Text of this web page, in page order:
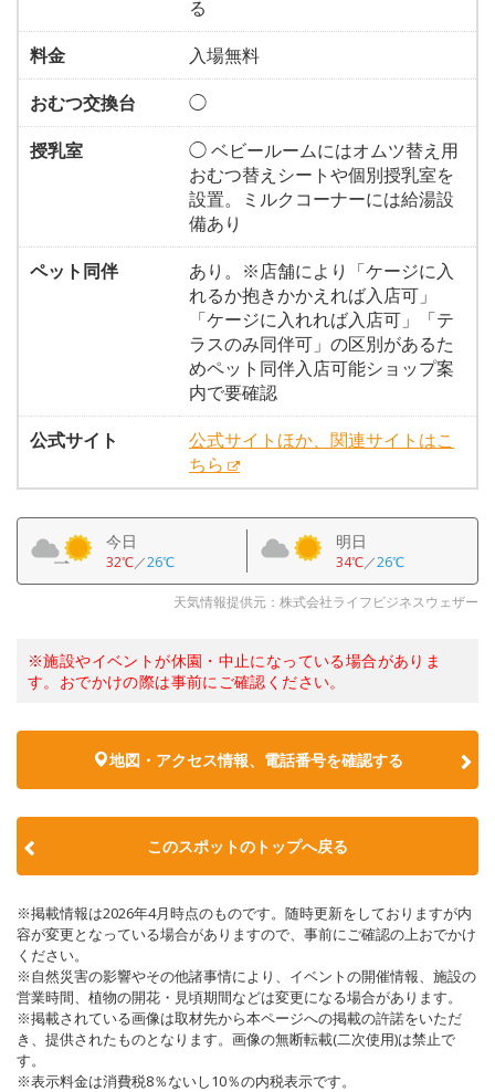
る
料金
入場無料
おむつ交換台
◯
授乳室
◯ ベビールームにはオムツ替え用
おむつ替えシートや個別授乳室を
設置。ミルクコーナーには給湯設
備あり
ペット同伴
あり。※店舗により「ケージに入
れるか抱きかかえれば入店可」
「ケージに入れれば入店可」「テ
ラスのみ同伴可」の区別があるた
めペット同伴入店可能ショップ案
内で要確認
公式サイト
公式サイトほか、関連サイトはこ
ちら
今日
32℃／26℃
明日
34℃／26℃
天気情報提供元：株式会社ライフビジネスウェザー
※施設やイベントが休園・中止になっている場合がありま
す。おでかけの際は事前にご確認ください。
地図・アクセス情報、電話番号を確認する
このスポットのトップへ戻る
※掲載情報は2026年4月時点のものです。随時更新をしておりますが内
容が変更となっている場合がありますので、事前にご確認の上おでかけ
ください。
※自然災害の影響やその他諸事情により、イベントの開催情報、施設の
営業時間、植物の開花・見頃期間などは変更になる場合があります。
※掲載されている画像は取材先から本ページへの掲載の許諾をいただ
き、提供されたものとなります。画像の無断転載(二次使用)は禁止で
す。
※表示料金は消費税8％ないし10％の内税表示です。